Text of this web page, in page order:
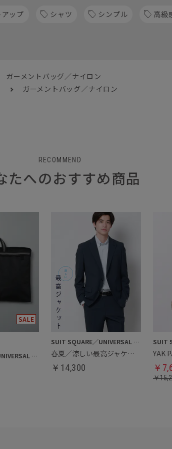
ップ シャツ シンプル 高級
ガーメントバッグ／ナイロン
ガーメントバッグ／ナイロン
RECOMMEND
たへのおすすめ商品
SUIT SQUARE／UNIVERSAL LANGUAGE
SUIT SQUARE／UNIVERSAL LANGUAGE
春夏／涼しい最高ジャケット
￥ 14,300 ￥
￥